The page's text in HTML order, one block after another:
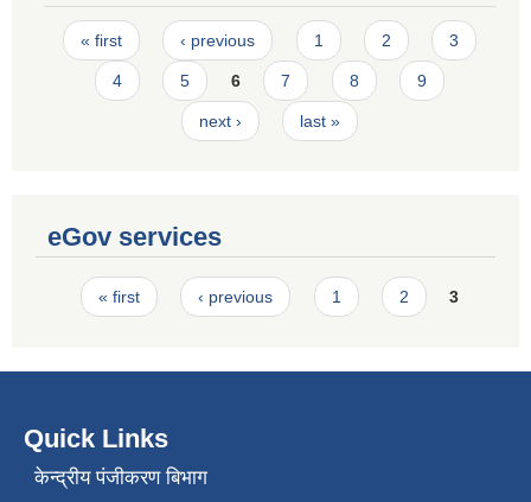
Pages
« first ‹ previous 1 2 3
4 5 6 7 8 9
next › last »
eGov services
Pages
« first ‹ previous 1 2 3
Quick Links
केन्द्रीय पंजीकरण बिभाग